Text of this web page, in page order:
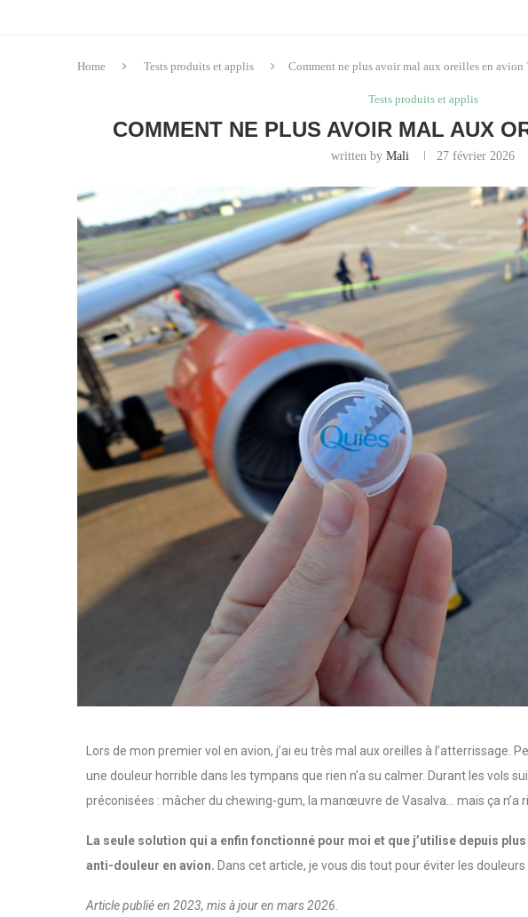
Home Tests produits et applis Comment ne plus avoir mal aux oreilles en avion
Tests produits et applis
COMMENT NE PLUS AVOIR MAL AUX
written byMali 27 février 2026
Lors de mon premier vol en avion, j’ai eu très mal aux oreilles à l’atterrissage.
une douleur horrible dans les tympans que rien n’a su calmer. Durant les vols
préconisées : mâcher du chewing-gum, la manœuvre de Vasalva… mais ça n’a
La seule solution qui a enfin fonctionné pour moi et que j’utilise depuis
anti-douleur en avion. Dans cet article, je vous dis tout pour éviter les douleurs
Article publié en 2023, mis à jour en mars 2026.